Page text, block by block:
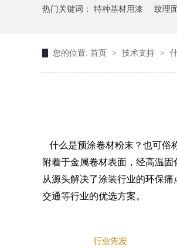
热门关键词： 特种基材用漆 纹理
您的位置: 首页 > 技术支持 >
什么是预涂卷材粉末？也可俗
附着于金属卷材表面，经高温
从源头解决了涂装行业的环保
交通等行业的优选方案。